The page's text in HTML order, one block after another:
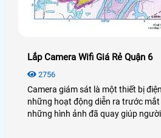
Lắp Camera Wifi Giá Rẻ Quận 6
2756
Camera giám sát là một thiết bị
những hoạt động diễn ra trước
những hình ảnh đã quay giúp